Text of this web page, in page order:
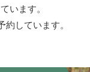
います。
約しています。